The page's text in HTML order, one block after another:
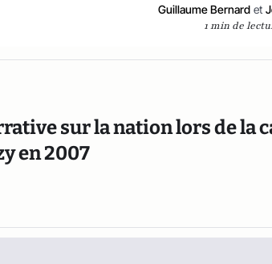
Guillaume Bernard et
1 min de
sur la nation lors de la
en 2007